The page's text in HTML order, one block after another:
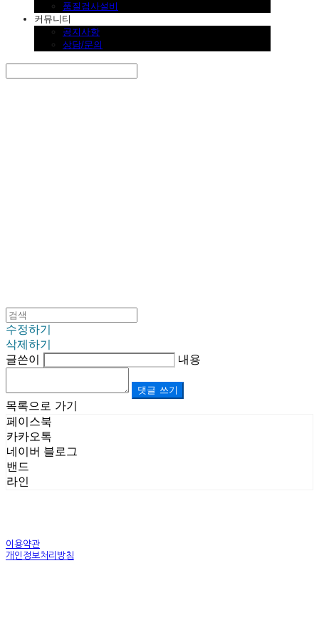
품질검사설비
커뮤니티
공지사항
상담/문의
수정하기
삭제하기
글쓴이
내용
댓글 쓰기
목록으로 가기
페이스북
카카오톡
네이버 블로그
밴드
라인
이용약관
개인정보처리방침